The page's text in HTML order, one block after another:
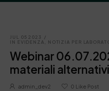
JUL 05 2023
/
IN EVIDENZA, NOTIZIA PER
Webinar
materiali
admin_dev2 0 Like Post